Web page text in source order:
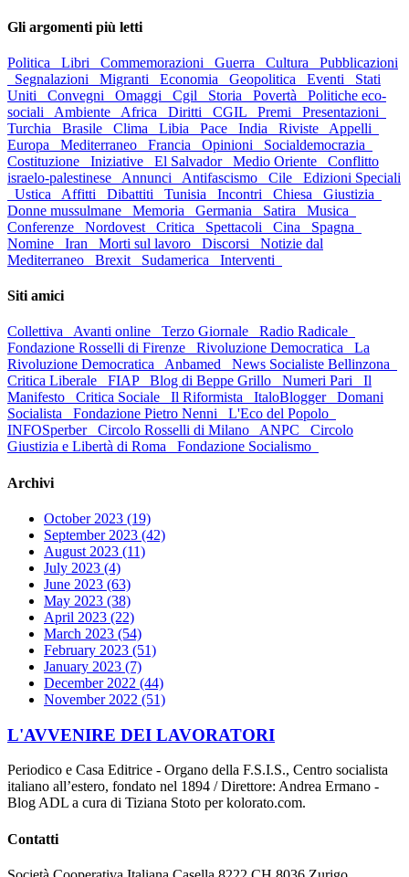
Gli argomenti più letti
Politica Libri Commemorazioni Guerra Cultura Pubblicazioni
Segnalazioni Migranti Economia Geopolitica Eventi Stati
Uniti Convegni Omaggi Cgil Storia Povertà Politiche eco-
sociali Ambiente Africa Diritti CGIL Premi Presentazioni
Turchia Brasile Clima Libia Pace India Riviste Appelli
Europa Mediterraneo Francia Opinioni Socialdemocrazia
Costituzione Iniziative El Salvador Medio Oriente Conflitto
israelo-palestinese Annunci Antifascismo Cile Edizioni Speciali
Ustica Affitti Dibattiti Tunisia Incontri Chiesa Giustizia
Donne mussulmane Memoria Germania Satira Musica
Conferenze Nordovest Critica Spettacoli Cina Spagna
Nomine Iran Morti sul lavoro Discorsi Notizie dal
Mediterraneo Brexit Sudamerica Interventi
Siti amici
Collettiva Avanti online Terzo Giornale Radio Radicale
Fondazione Rosselli di Firenze Rivoluzione Democratica La
Rivoluzione Democratica Anbamed News Socialiste Bellinzona
Critica Liberale FIAP Blog di Beppe Grillo Numeri Pari Il
Manifesto Critica Sociale Il Riformista ItaloBlogger Domani
Socialista Fondazione Pietro Nenni L'Eco del Popolo
INFOSperber Circolo Rosselli di Milano ANPC Circolo
Giustizia e Libertà di Roma Fondazione Socialismo
Archivi
October 2023 (19)
September 2023 (42)
August 2023 (11)
July 2023 (4)
June 2023 (63)
May 2023 (38)
April 2023 (22)
March 2023 (54)
February 2023 (51)
January 2023 (7)
December 2022 (44)
November 2022 (51)
L'AVVENIRE DEI LAVORATORI
Periodico e Casa Editrice - Organo della F.S.I.S., Centro socialista
italiano all’estero, fondato nel 1894 / Direttore: Andrea Ermano -
Blog ADL a cura di Tiziana Stoto per kolorato.com.
Contatti